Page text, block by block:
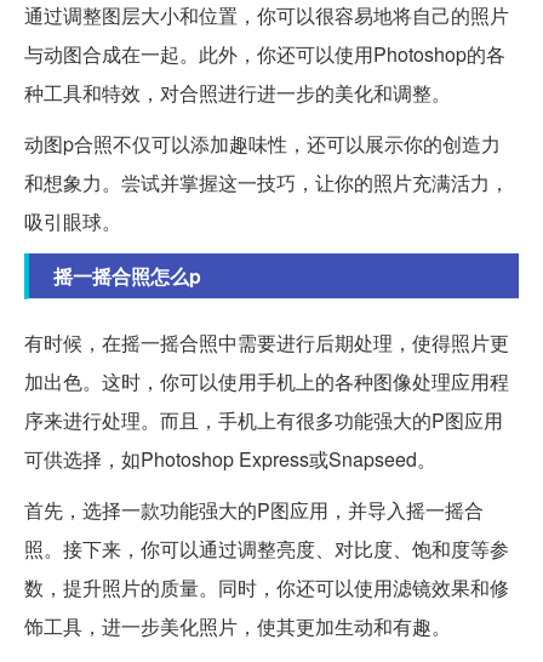
通过调整图层大小和位置，你可以很容易地将自己的照片
与动图合成在一起。此外，你还可以使用Photoshop的各
种工具和特效，对合照进行进一步的美化和调整。
动图p合照不仅可以添加趣味性，还可以展示你的创造力
和想象力。尝试并掌握这一技巧，让你的照片充满活力，
吸引眼球。
摇一摇合照怎么p
有时候，在摇一摇合照中需要进行后期处理，使得照片更
加出色。这时，你可以使用手机上的各种图像处理应用程
序来进行处理。而且，手机上有很多功能强大的P图应用
可供选择，如Photoshop Express或Snapseed。
首先，选择一款功能强大的P图应用，并导入摇一摇合
照。接下来，你可以通过调整亮度、对比度、饱和度等参
数，提升照片的质量。同时，你还可以使用滤镜效果和修
饰工具，进一步美化照片，使其更加生动和有趣。